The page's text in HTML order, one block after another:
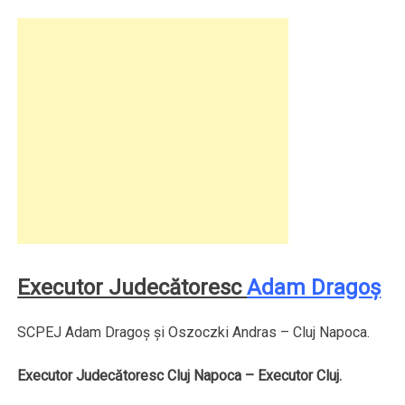
Executor JudecătorescAdam Dragoș
SCPEJ Adam Dragoș și Oszoczki Andras – Cluj Napoca.
Executor Judecătoresc Cluj Napoca – Executor Cluj.